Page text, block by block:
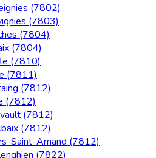
(7802)
(7803)
(7804)
(7804)
(7810)
(7811)
(7812)
(7812)
(7812)
(7812)
Saint-Amand (7812)
(7822)